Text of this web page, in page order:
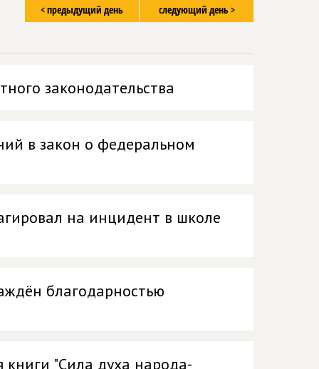
следующий день >
< предыдущий день
законодательства
в закон о федеральном
на инцидент в школе
благодарностью
книги "Сила духа народа-